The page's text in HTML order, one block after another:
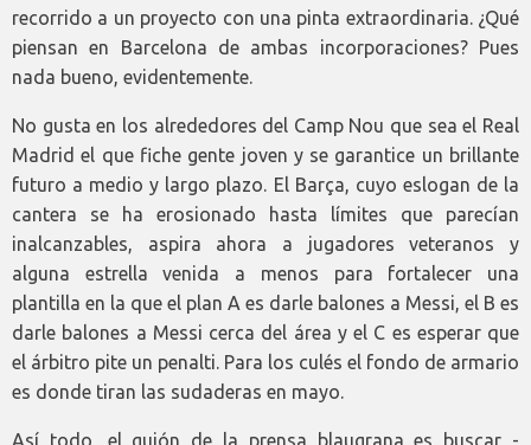
recorrido a un proyecto con una pinta extraordinaria. ¿Qué
piensan en Barcelona de ambas incorporaciones? Pues
nada bueno, evidentemente.
No gusta en los alrededores del Camp Nou que sea el Real
Madrid el que fiche gente joven y se garantice un brillante
futuro a medio y largo plazo. El Barça, cuyo eslogan de la
cantera se ha erosionado hasta límites que parecían
inalcanzables, aspira ahora a jugadores veteranos y
alguna estrella venida a menos para fortalecer una
plantilla en la que el plan A es darle balones a Messi, el B es
darle balones a Messi cerca del área y el C es esperar que
el árbitro pite un penalti. Para los culés el fondo de armario
es donde tiran las sudaderas en mayo.
Así todo, el guión de la prensa blaugrana es buscar -